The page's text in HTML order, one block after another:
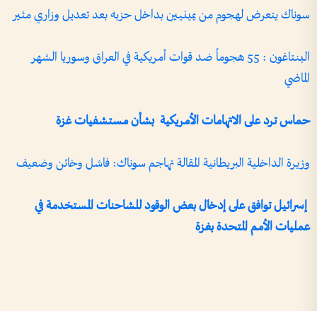
سوناك يتعرض لهجوم من يمينيين بداخل حزبه بعد تعديل وزاري مثير
البنتاغون : 55 هجوماً ضد قوات أمريكية في العراق وسوريا الشهر
الماضي
حماس ترد على الاتهامات الأمريكية بشأن مستشفيات غزة
وزيرة الداخلية البريطانية المقالة تهاجم سوناك: فاشل وخائن وضعيف
إسرائيل توافق على إدخال بعض الوقود للشاحنات المستخدمة في
عمليات الأمم المتحدة بغزة